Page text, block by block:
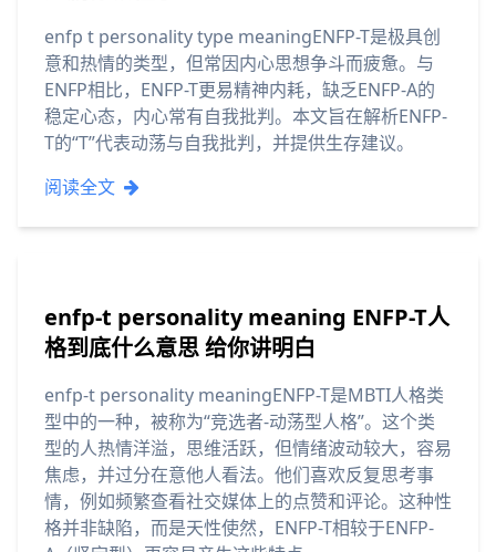
enfp t personality type meaningENFP-T是极具创
意和热情的类型，但常因内心思想争斗而疲惫。与
ENFP相比，ENFP-T更易精神内耗，缺乏ENFP-A的
稳定心态，内心常有自我批判。本文旨在解析ENFP-
T的“T”代表动荡与自我批判，并提供生存建议。
阅读全文
enfp-t personality meaning ENFP-T人
格到底什么意思 给你讲明白
enfp-t personality meaningENFP-T是MBTI人格类
型中的一种，被称为“竞选者-动荡型人格”。这个类
型的人热情洋溢，思维活跃，但情绪波动较大，容易
焦虑，并过分在意他人看法。他们喜欢反复思考事
情，例如频繁查看社交媒体上的点赞和评论。这种性
格并非缺陷，而是天性使然，ENFP-T相较于ENFP-